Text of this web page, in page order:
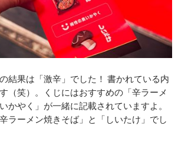
結果は「激辛」でした！ 書かれている内
（笑）。くじにはおすすめの「辛ラーメ
かやく」が一緒に記載されていますよ。
ラーメン焼きそば」と「しいたけ」でし